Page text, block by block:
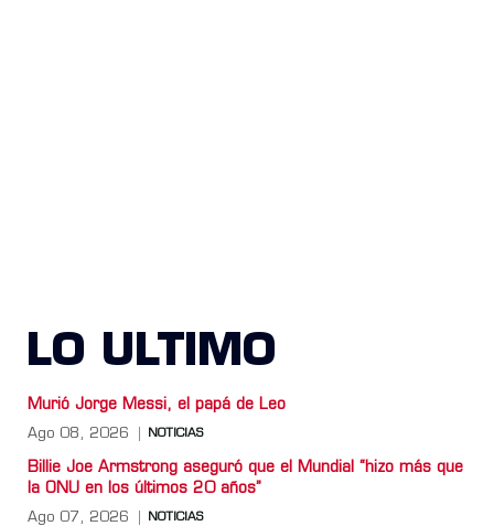
LO ULTIMO
Murió Jorge Messi, el papá de Leo
Ago 08, 2026 NOTICIAS
Billie Joe Armstrong aseguró que el Mundial “hizo más que
la ONU en los últimos 20 años”
Ago 07, 2026 NOTICIAS